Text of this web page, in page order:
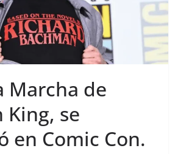
Marcha de
King, se
en Comic Con.